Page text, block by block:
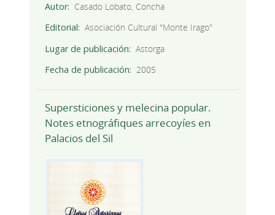
Autor
Casado Lobato, Concha
Editorial
Asociación Cultural "Monte Irago"
Lugar de publicación
Astorga
Fecha de publicación
2005
Supersticiones y melecina popular.
Notes etnográfiques arrecoyíes en
Palacios del Sil